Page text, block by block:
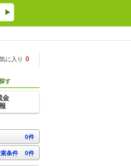
に入り 0
す
金
0件
条件 0件